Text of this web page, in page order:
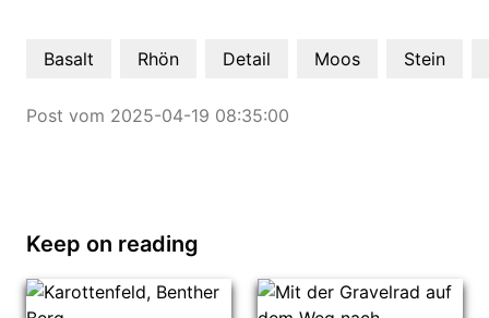
Basalt Rhön Detail Moos Stein
Post vom 2025-04-19 08:35:00
Keep on reading